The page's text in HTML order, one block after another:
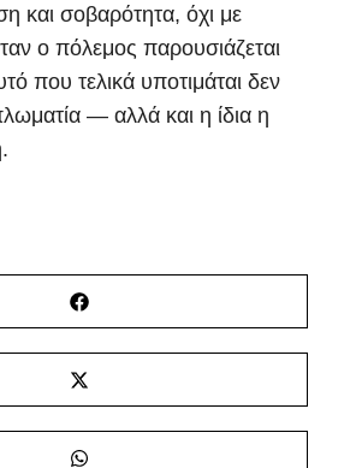
και σοβαρότητα, όχι με
ο πόλεμος παρουσιάζεται
που τελικά υποτιμάται δεν
— αλλά και η ίδια η